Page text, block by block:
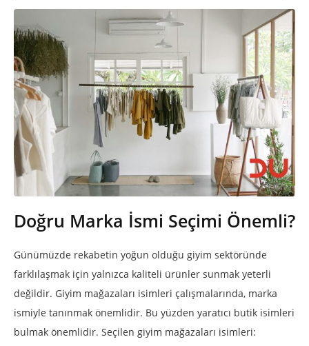
Doğru Marka İsmi Seçimi Önemli?
Günümüzde rekabetin yoğun olduğu giyim sektöründe
farklılaşmak için yalnızca kaliteli ürünler sunmak yeterli
değildir. Giyim mağazaları isimleri çalışmalarında, marka
ismiyle tanınmak önemlidir. Bu yüzden yaratıcı butik isimleri
bulmak önemlidir. Seçilen giyim mağazaları isimleri: